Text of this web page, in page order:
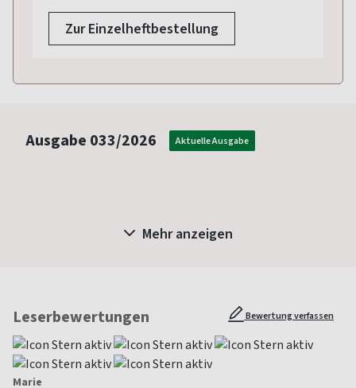
Zur Einzelheftbestellung
Ausgabe 033/2026 Aktuelle Ausgabe
Mehr anzeigen
Leserbewertungen Bewertung verfassen
Marie